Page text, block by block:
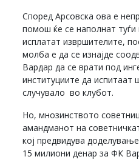
Според Арсовска ова е
помош ќе се наполнат туѓи
исплатат извршителите,
молба е да се изнајде
Вардар да се врати под
институциите да испитаат
случувало во клубот.
Но, мнозинството
амандманот на
кој предвидува
15 милиони денар за ФК